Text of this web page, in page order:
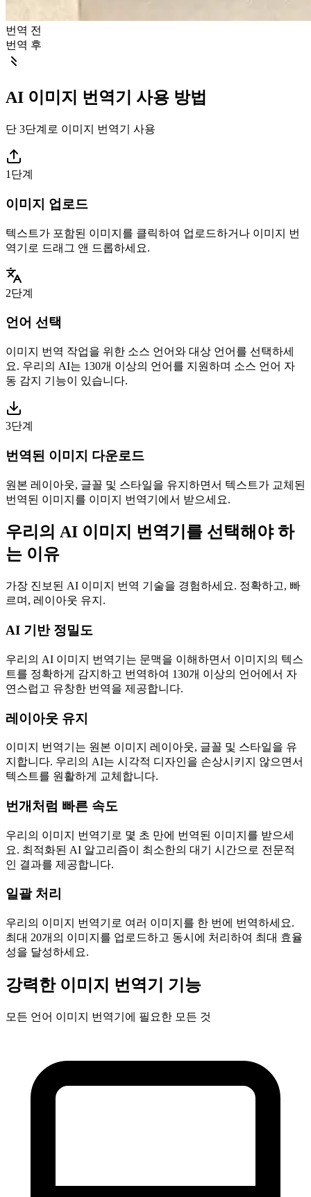
번역 전
번역 후
AI 이미지 번역기 사용 방법
단 3단계로 이미지 번역기 사용
1단계
이미지 업로드
텍스트가 포함된 이미지를 클릭하여 업로드하거나 이미지 번
역기로 드래그 앤 드롭하세요.
2단계
언어 선택
이미지 번역 작업을 위한 소스 언어와 대상 언어를 선택하세
요. 우리의 AI는 130개 이상의 언어를 지원하며 소스 언어 자
동 감지 기능이 있습니다.
3단계
번역된 이미지 다운로드
원본 레이아웃, 글꼴 및 스타일을 유지하면서 텍스트가 교체된
번역된 이미지를 이미지 번역기에서 받으세요.
우리의 AI 이미지 번역기를 선택해야 하
는 이유
가장 진보된 AI 이미지 번역 기술을 경험하세요. 정확하고, 빠
르며, 레이아웃 유지.
AI 기반 정밀도
우리의 AI 이미지 번역기는 문맥을 이해하면서 이미지의 텍스
트를 정확하게 감지하고 번역하여 130개 이상의 언어에서 자
연스럽고 유창한 번역을 제공합니다.
레이아웃 유지
이미지 번역기는 원본 이미지 레이아웃, 글꼴 및 스타일을 유
지합니다. 우리의 AI는 시각적 디자인을 손상시키지 않으면서
텍스트를 원활하게 교체합니다.
번개처럼 빠른 속도
우리의 이미지 번역기로 몇 초 만에 번역된 이미지를 받으세
요. 최적화된 AI 알고리즘이 최소한의 대기 시간으로 전문적
인 결과를 제공합니다.
일괄 처리
우리의 이미지 번역기로 여러 이미지를 한 번에 번역하세요.
최대 20개의 이미지를 업로드하고 동시에 처리하여 최대 효율
성을 달성하세요.
강력한 이미지 번역기 기능
모든 언어 이미지 번역기에 필요한 모든 것